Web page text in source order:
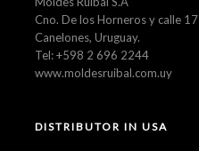
Cno. De los Horneros y calle 17
Canelones, Uruguay.
Tel: +598 2 696 2244
www.moldesruibal.com.uy
DISTRIBUTOR IN USA